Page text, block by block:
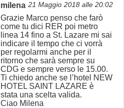
milena 21 Maggio 2018 alle 20:02
Grazie Marco penso che farò
come tu dici RER poi metro
linea 14 fino a St. Lazare mi sai
indicare il tempo che ci vorrà
per regolarmi anche per il
ritorno che sarà sempre su
CDG e sempre verso le 15.00.
Ti chiedo anche se l’hotel NEW
HOTEL SAINT LAZARE è
stata una scelta valida.
Ciao Milena